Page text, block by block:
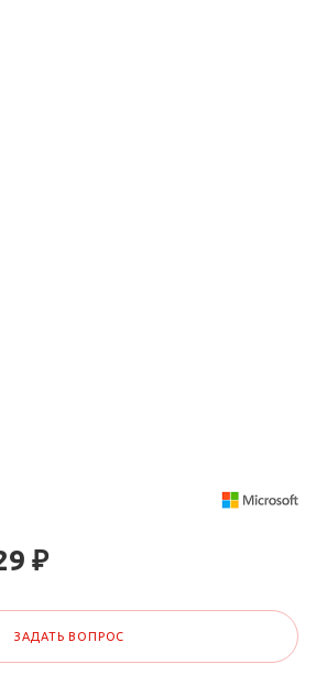
₽
ЗАДАТЬ ВОПРОС